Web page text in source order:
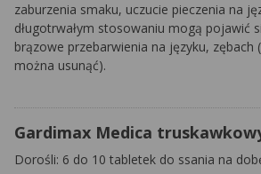
zaburzenia smaku, uczucie pieczenia na
długotrwałym stosowaniu mogą pojawić
brązowe przebarwienia na języku, zębach
można usunąć).
Gardimax Medica
Dorośli: 6 do 10 tabletek do ssania na